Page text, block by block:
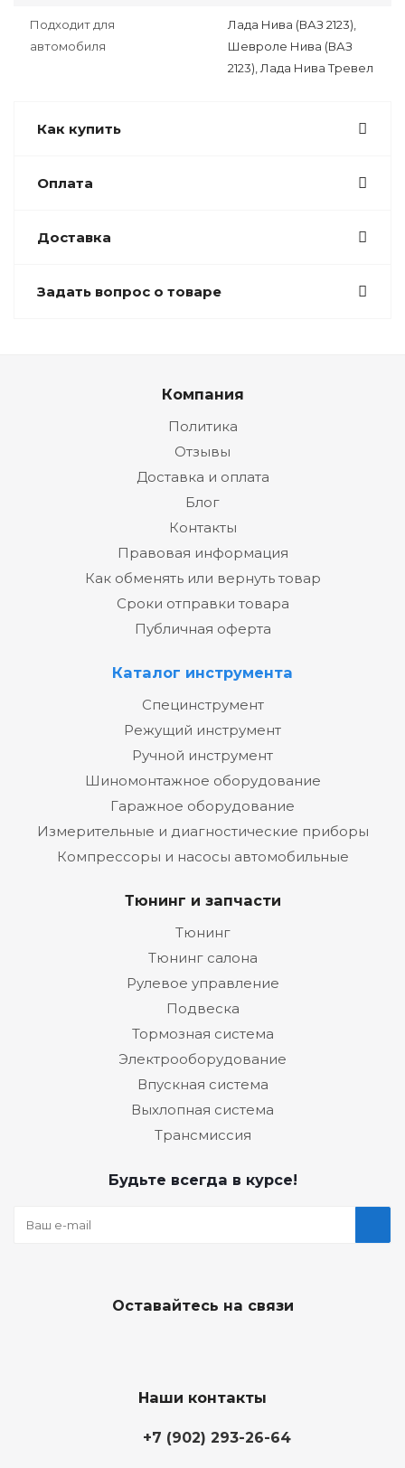
Подходит для
автомобиля
Лада Нива (ВАЗ 2123),
Шевроле Нива (ВАЗ
2123), Лада Нива Тревел
Как купить
Оплата
Доставка
Задать вопрос о товаре
Компания
Политика
Отзывы
Доставка и оплата
Блог
Контакты
Правовая информация
Как обменять или вернуть товар
Сроки отправки товара
Публичная оферта
Каталог инструмента
Специнструмент
Режущий инструмент
Ручной инструмент
Шиномонтажное оборудование
Гаражное оборудование
Измерительные и диагностические приборы
Компрессоры и насосы автомобильные
Тюнинг и запчасти
Тюнинг
Тюнинг салона
Рулевое управление
Подвеска
Тормозная система
Электрооборудование
Впускная система
Выхлопная система
Трансмиссия
Будьте всегда в курсе!
Оставайтесь на связи
Наши контакты
+7 (902) 293-26-64